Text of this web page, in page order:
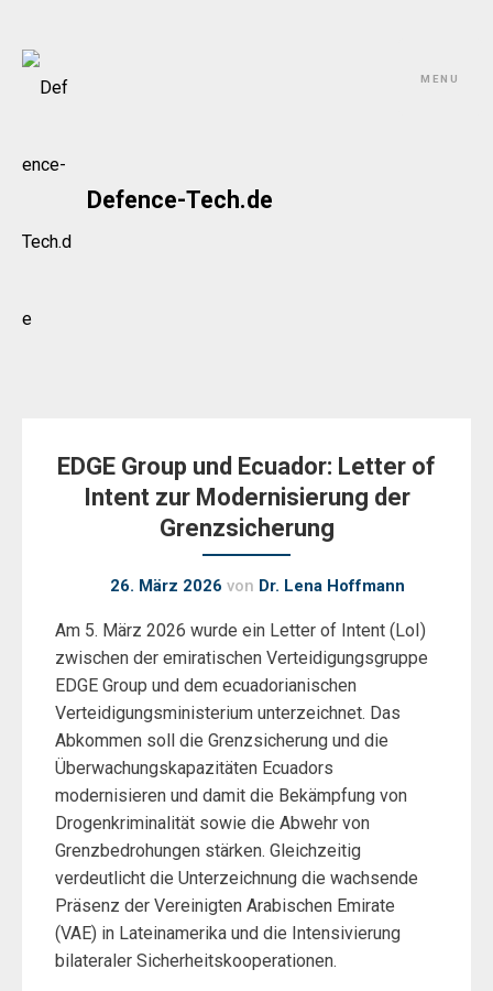
Skip
Defence-Tech.de
MENU
EDGE Group und Ecuador: Letter of
Intent zur Modernisierung der
Grenzsicherung
26. März 2026 von Dr. Lena Hoffmann
Am 5. März 2026 wurde ein Letter of Intent (LoI)
zwischen der emiratischen Verteidigungsgruppe
EDGE Group und dem ecuadorianischen
Verteidigungsministerium unterzeichnet. Das
Abkommen soll die Grenzsicherung und die
Überwachungskapazitäten Ecuadors
modernisieren und damit die Bekämpfung von
Drogenkriminalität sowie die Abwehr von
Grenzbedrohungen stärken. Gleichzeitig
verdeutlicht die Unterzeichnung die wachsende
Präsenz der Vereinigten Arabischen Emirate
(VAE) in Lateinamerika und die Intensivierung
bilateraler Sicherheitskooperationen.